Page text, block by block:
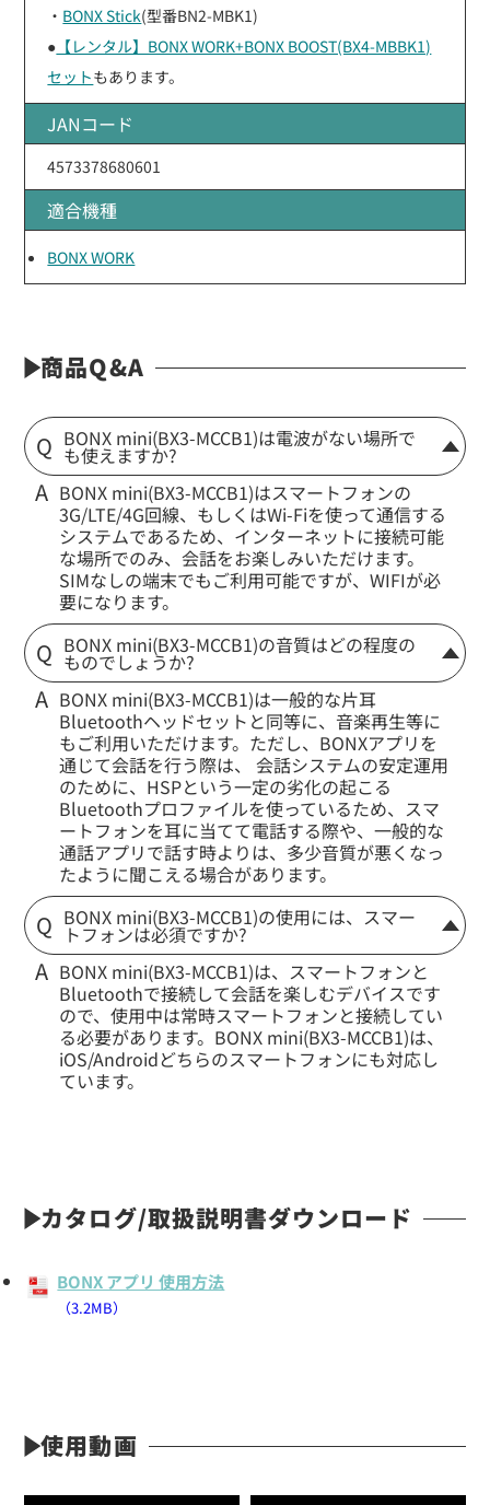
・ BONX Stick(型番BN2-MBK1)
● 【レンタル】BONX WORK+BONX BOOST(BX4-MBBK1)
セットもあります。
JANコード
4573378680601
適合機種
BONX WORK
商品Q&A
BONX mini(BX3-MCCB1)は電波がない場所で
も使えますか?
BONX mini(BX3-MCCB1)はスマートフォンの
3G/LTE/4G回線、もしくはWi-Fiを使って通信する
システムであるため、インターネットに接続可能
な場所でのみ、会話をお楽しみいただけます。
SIMなしの端末でもご利用可能ですが、WIFIが必
要になります。
BONX mini(BX3-MCCB1)の音質はどの程度の
ものでしょうか?
BONX mini(BX3-MCCB1)は一般的な片耳
Bluetoothヘッドセットと同等に、音楽再生等に
もご利用いただけます。ただし、BONXアプリを
通じて会話を行う際は、 会話システムの安定運用
のために、HSPという一定の劣化の起こる
Bluetoothプロファイルを使っているため、スマ
ートフォンを耳に当てて電話する際や、一般的な
通話アプリで話す時よりは、多少音質が悪くなっ
たように聞こえる場合があります。
BONX mini(BX3-MCCB1)の使用には、スマー
トフォンは必須ですか?
BONX mini(BX3-MCCB1)は、スマートフォンと
Bluetoothで接続して会話を楽しむデバイスです
ので、使用中は常時スマートフォンと接続してい
る必要があります。BONX mini(BX3-MCCB1)は、
iOS/Androidどちらのスマートフォンにも対応し
ています。
カタログ/取扱説明書ダウンロード
BONX アプリ 使用方法
（3.2MB）
使用動画